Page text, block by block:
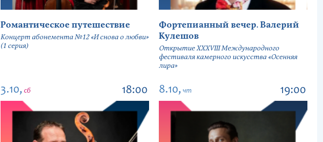
Романтическое путешествие
Концерт абонемента №12 «И снова о любви»
(1 серия)
Фортепианный вечер. Валерий
Кулешов
Открытие ХХХVIII Международного
фестиваля камерного искусства «Осенняя
лира»
3.10, сб 18:00 8.10, чт 19:00